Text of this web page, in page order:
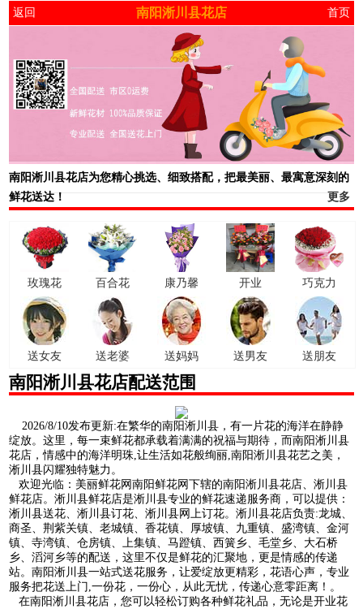
返回 南阳淅川县花店 首页
南阳淅川县花店为您精心挑选、细致搭配，把最美丽、最寓意深刻的
鲜花送达！
更多
玫瑰花 百合花 康乃馨 开业 巧克力
送女友 送老婆 送妈妈 送男友 送朋友
南阳淅川县花店配送范围
2026/8/10发布更新:在繁华的南阳淅川县，有一片花的海洋在静静
绽放。这里，每一束鲜花都承载着满满的祝福与期待，而南阳淅川县
花店，情感中的海洋明珠,让生活如花般绚丽,南阳淅川县花艺之美，
淅川县闪耀独特魅力。
欢迎光临：美丽鲜花网南阳鲜花网下辖的南阳淅川县花店、淅川县
鲜花店。淅川县鲜花店是淅川县专业的鲜花速递服务商，可以提供：
淅川县送花、淅川县订花、淅川县网上订花。淅川县花店负责:龙城、
商圣、荆紫关镇、老城镇、香花镇、厚坡镇、九重镇、盛湾镇、金河
镇、寺湾镇、仓房镇、上集镇、马蹬镇、西簧乡、毛堂乡、大石桥
乡、滔河乡等的配送，这里不仅是鲜花的汇聚地，更是情感的传递
站。南阳淅川县一站式送花服务，让爱绽放更精彩，花语心声，专业
服务把花送上门,一份花，一份心，从此无忧，传递心意零距离！。
在南阳淅川县花店，您可以轻松订购各种鲜花礼品，无论是开业花